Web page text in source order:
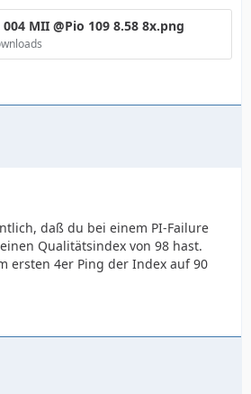
MII @Pio 109 8.58 8x.png
daß du bei einem PI-Failure
Qualitätsindex von 98 hast.
ersten 4er Ping der Index auf 90